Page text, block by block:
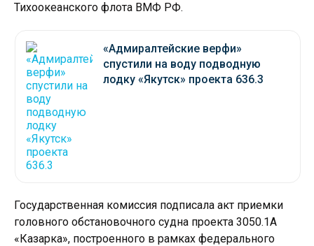
Тихоокеанского флота ВМФ РФ.
«Адмиралтейские верфи»
спустили на воду подводную
лодку «Якутск» проекта 636.3
Государственная комиссия подписала акт приемки
головного обстановочного судна проекта 3050.1А
«Казарка», построенного в рамках федерального